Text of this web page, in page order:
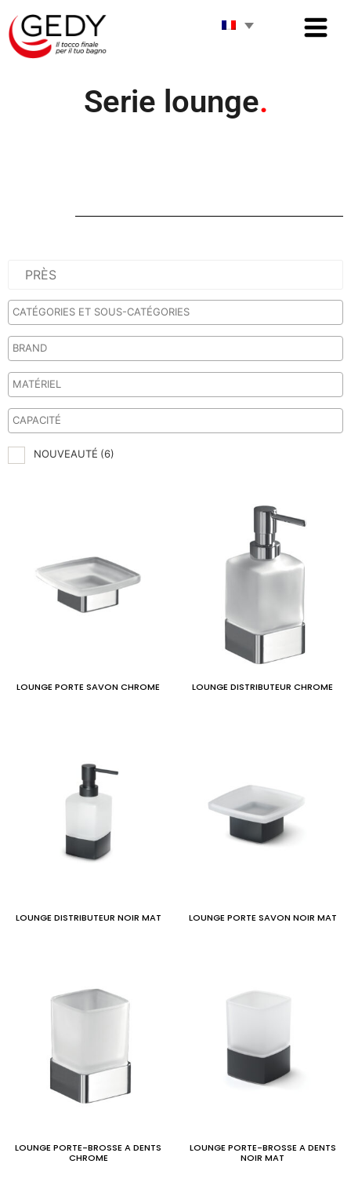
Serie lounge.
NOUVEAUTÉ (6)
LOUNGE PORTE SAVON CHROME LOUNGE DISTRIBUTEUR CHROME
LOUNGE DISTRIBUTEUR NOIR MAT LOUNGE PORTE SAVON NOIR MAT
LOUNGE PORTE-BROSSE A DENTS
CHROME
LOUNGE PORTE-BROSSE A DENTS
NOIR MAT